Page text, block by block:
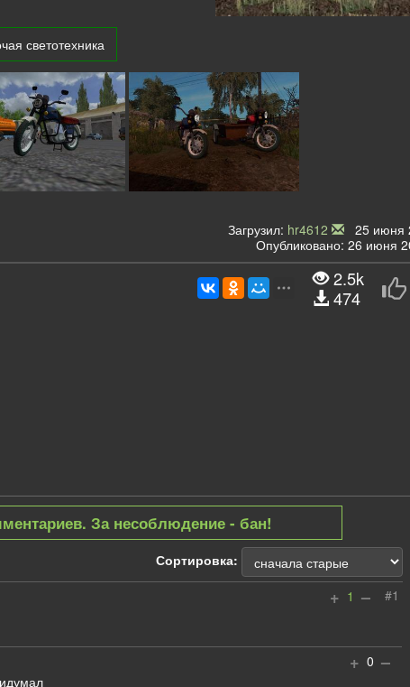
светотехника
Загрузил: hr4612
25 июня
Опубликовано: 26 июня
2.5k
474
За несоблюдение - бан!
Сортировка:
#1
+ 1 –
+ 0 –